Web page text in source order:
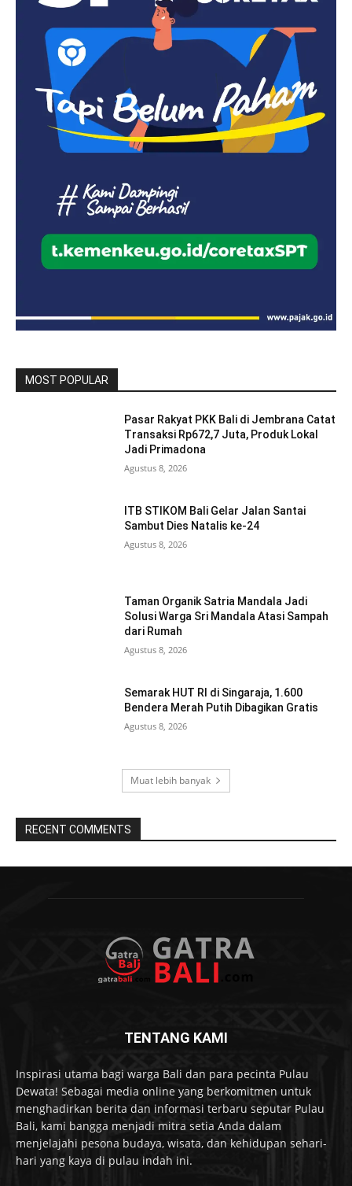
MOST POPULAR
Pasar Rakyat PKK Bali di Jembrana Catat
Transaksi Rp672,7 Juta, Produk Lokal
Jadi Primadona
Agustus 8, 2026
ITB STIKOM Bali Gelar Jalan Santai
Sambut Dies Natalis ke-24
Agustus 8, 2026
Taman Organik Satria Mandala Jadi
Solusi Warga Sri Mandala Atasi Sampah
dari Rumah
Agustus 8, 2026
Semarak HUT RI di Singaraja, 1.600
Bendera Merah Putih Dibagikan Gratis
Agustus 8, 2026
Muat lebih banyak
RECENT COMMENTS
TENTANG KAMI
Inspirasi utama bagi warga Bali dan para pecinta Pulau
Dewata! Sebagai media online yang berkomitmen untuk
menghadirkan berita dan informasi terbaru seputar Pulau
Bali, kami bangga menjadi mitra setia Anda dalam
menjelajahi pesona budaya, wisata, dan kehidupan sehari-
hari yang kaya di pulau indah ini.